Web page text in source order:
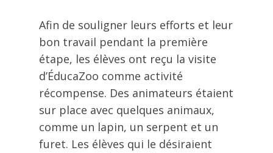
Afin de souligner leurs efforts et leur
bon travail pendant la première
étape, les élèves ont reçu la visite
d’ÉducaZoo comme activité
récompense. Des animateurs étaient
sur place avec quelques animaux,
comme un lapin, un serpent et un
furet. Les élèves qui le désiraient